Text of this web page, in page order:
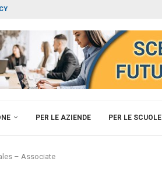
PER LE AZIENDE PER LE SCUOLE
– Associate